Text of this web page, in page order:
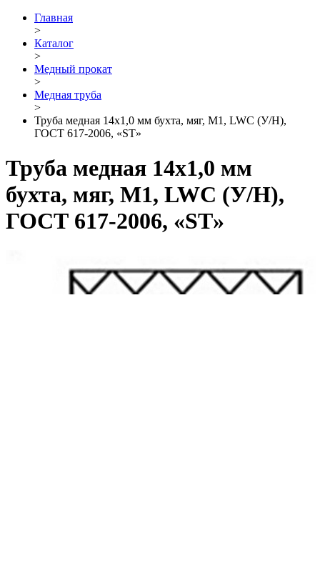
Главная
>
Каталог
>
Медный прокат
>
Медная труба
>
Труба медная 14х1,0 мм бухта, мяг, М1, LWC (У/Н),
ГОСТ 617-2006, «ST»
Труба медная 14х1,0 мм
бухта, мяг, М1, LWC (У/Н),
ГОСТ 617-2006, «ST»